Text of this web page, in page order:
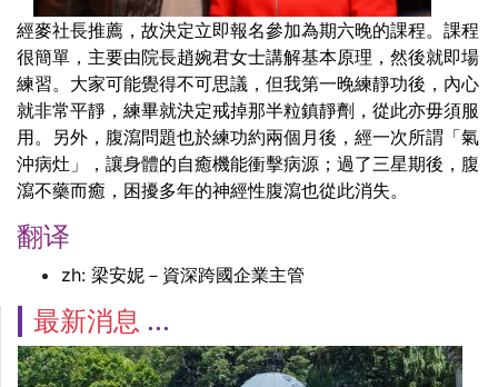
經麥社長推薦，故決定立即報名參加為期六晚的課程。課程
很簡單，主要由院長趙婉君女士講解基本原理，然後就即場
練習。大家可能覺得不可思議，但我第一晚練靜功後，內心
就非常平靜，練畢就決定戒掉那半粒鎮靜劑，從此亦毋須服
用。另外，腹瀉問題也於練功約兩個月後，經一次所謂「氣
沖病灶」，讓身體的自癒機能衝擊病源；過了三星期後，腹
瀉不藥而癒，困擾多年的神經性腹瀉也從此消失。
翻译
zh: 梁安妮－資深跨國企業主管
最新消息